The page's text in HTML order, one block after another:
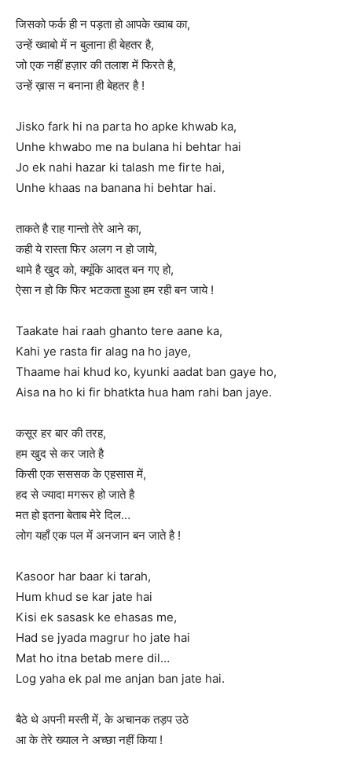
जिसको फर्क ही न पड़ता हो आपके ख्वाब का,
उन्हें ख्वाबो में न बुलाना ही बेहतर है,
जो एक नहीं हज़ार की तलाश में फिरते है,
उन्हें ख़ास न बनाना ही बेहतर है !
Jisko fark hi na parta ho apke khwab ka,
Unhe khwabo me na bulana hi behtar hai
Jo ek nahi hazar ki talash me firte hai,
Unhe khaas na banana hi behtar hai.
ताकते है राह गान्तो तेरे आने का,
कही ये रास्ता फिर अलग न हो जाये,
थामे है खुद को, क्यूंकि आदत बन गए हो,
ऐसा न हो कि फिर भटकता हुआ हम रही बन जाये !
Taakate hai raah ghanto tere aane ka,
Kahi ye rasta fir alag na ho jaye,
Thaame hai khud ko, kyunki aadat ban gaye ho,
Aisa na ho ki fir bhatkta hua ham rahi ban jaye.
कसूर हर बार की तरह,
हम खुद से कर जाते है
किसी एक सससक के एहसास में,
हद से ज्यादा मगरूर हो जाते है
मत हो इतना बेताब मेरे दिल…
लोग यहाँ एक पल में अनजान बन जाते है !
Kasoor har baar ki tarah,
Hum khud se kar jate hai
Kisi ek sasask ke ehasas me,
Had se jyada magrur ho jate hai
Mat ho itna betab mere dil…
Log yaha ek pal me anjan ban jate hai.
बैठे थे अपनी मस्ती में, के अचानक तड़प उठे
आ के तेरे ख्याल ने अच्छा नहीं किया !